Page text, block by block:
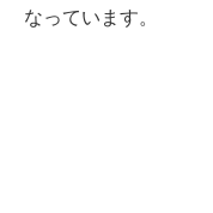
なっています。